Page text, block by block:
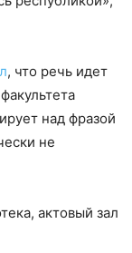
, что речь идет
над фразой
не
актовый зал